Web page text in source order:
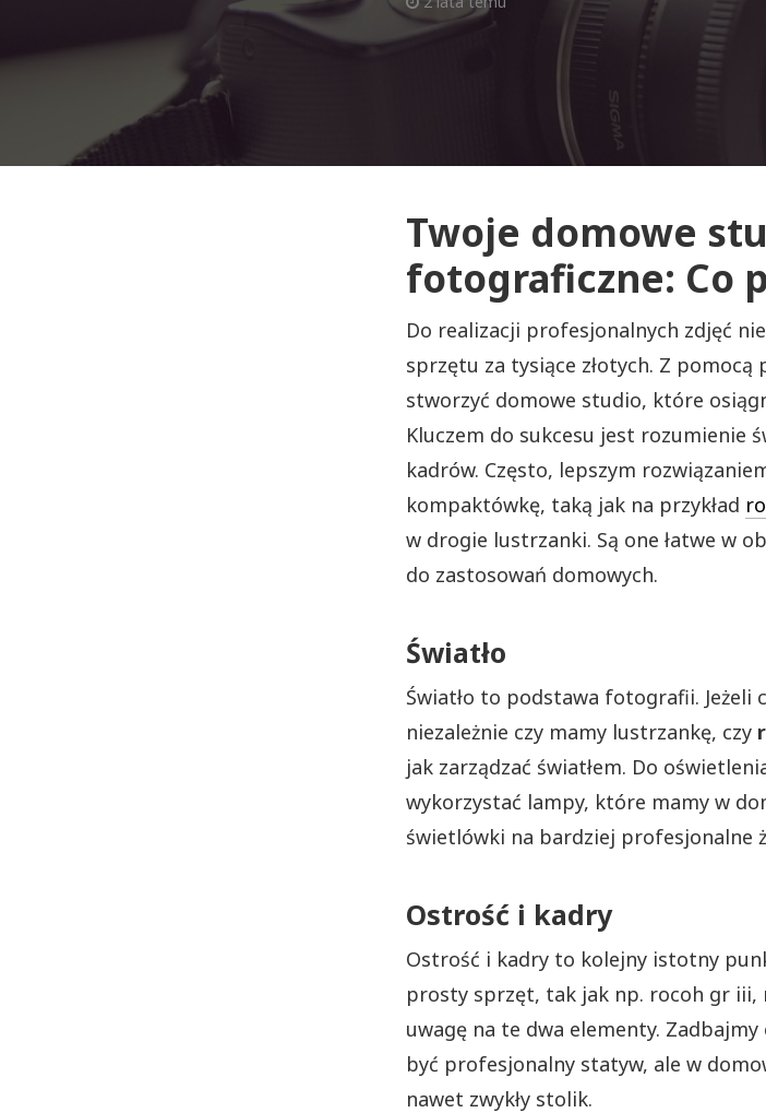
Twoje domowe
fotograficzne: Co
Do realizacji profesjonalnych zdjęć
sprzętu za tysiące złotych. Z
stworzyć domowe studio, które
Kluczem do sukcesu jest rozumienie
kadrów. Często, lepszym
kompaktówkę, taką jak na przykład
w drogie lustrzanki. Są one łatwe w
do zastosowań domowych.
Światło
Światło to podstawa fotografii. Jeżeli
niezależnie czy mamy lustrzankę, czy
jak zarządzać światłem. Do
wykorzystać lampy, które mamy w
świetlówki na bardziej profesjonalne
Ostrość i kadry
Ostrość i kadry to kolejny istotny
prosty sprzęt, tak jak np. rocoh gr iii,
uwagę na te dwa elementy.
być profesjonalny statyw, ale w
nawet zwykły stolik.